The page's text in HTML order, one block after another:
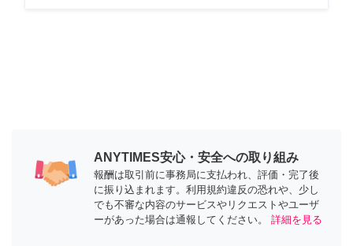
ANYTIMES安心・安全への取り組み
報酬は取引前に事務局に支払われ、評価・完了後
に振り込まれます。利用規約違反の恐れや、少し
でも不審な内容のサービスやリクエストやユーザ
ーがあった場合は通報してください。
詳細を見る